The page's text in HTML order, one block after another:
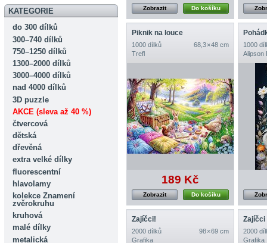
KATEGORIE
do 300 dílků
300–740 dílků
750–1250 dílků
1300–2000 dílků
3000–4000 dílků
nad 4000 dílků
3D puzzle
AKCE (sleva až 40 %)
čtvercová
dětská
dřevěná
extra velké dílky
fluorescentní
hlavolamy
kolekce Znamení
zvěrokruhu
kruhová
malé dílky
metalická
Do košíku
Zobrazit
Piknik na louce
1000 dílků
68,3 × 48 cm
Trefl
189 Kč
Do košíku
Zobrazit
1000
Alipson
Zajíčci!
2000 dílků
98 × 69 cm
Grafika
Zajíčci
2000
Grafika